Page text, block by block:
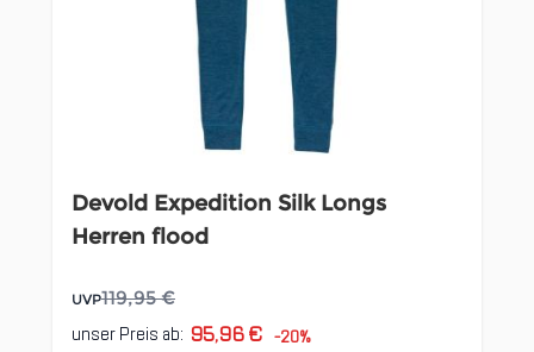
Devold Expedition Silk Longs
Herren flood
UVP119,95 €
unser Preis ab: 95,96 € -20%